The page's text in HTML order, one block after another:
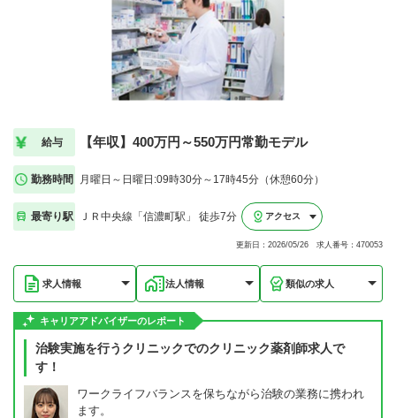
給与 【年収】400万円～550万円常勤モデル
勤務時間 月曜日～日曜日:09時30分～17時45分（休憩60分）
最寄り駅 ＪＲ中央線「信濃町駅」 徒歩7分 アクセス
更新日：2026/05/26 求人番号：470053
求人情報 法人情報 類似の求人
キャリアアドバイザーのレポート
治験実施を行うクリニックでのクリニック薬剤師求人で
す！
ワークライフバランスを保ちながら治験の業務に携われ
ます。